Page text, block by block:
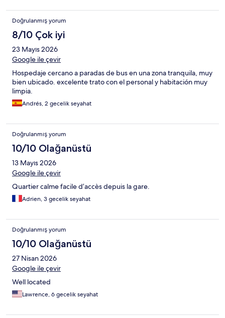
Doğrulanmış yorum
8/10 Çok iyi
23 Mayıs 2026
Google ile çevir
Hospedaje cercano a paradas de bus en una zona tranquila, muy
bien ubicado. excelente trato con el personal y habitación muy
limpia.
Andrés, 2 gecelik seyahat
Doğrulanmış yorum
10/10 Olağanüstü
13 Mayıs 2026
Google ile çevir
Quartier calme facile d’accès depuis la gare.
Adrien, 3 gecelik seyahat
Doğrulanmış yorum
10/10 Olağanüstü
27 Nisan 2026
Google ile çevir
Well located
Lawrence, 6 gecelik seyahat